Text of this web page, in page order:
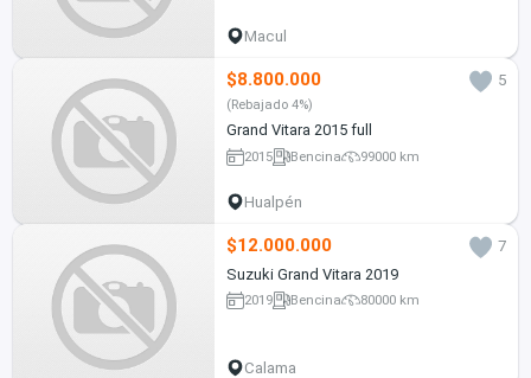
Macul
$8.800.000 5
(Rebajado 4%)
Grand Vitara 2015 full
2015 Bencina 99000 km
Hualpén
$12.000.000
7
Suzuki Grand Vitara 2019
2019 Bencina 80000 km
Calama